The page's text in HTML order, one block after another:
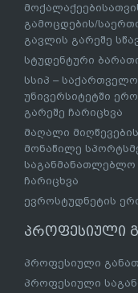
გამოცდების/
გავლის გარეშე
სტუდენტური
სსიპ –
უნივერსიტეტში
გარეშე ჩარიცხვა
მაღალი
მონაწილე
საგანმანათლებლო
ჩარიცხვა
ევროსტუდნეტის
პროფესიული
პროფესიული
პროფესიული